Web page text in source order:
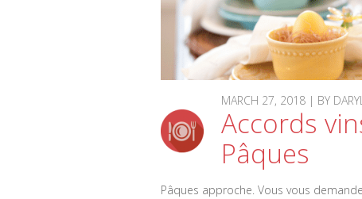
MARCH 27, 2018 | BY
Accords
Pâques
Pâques approche. Vous vous